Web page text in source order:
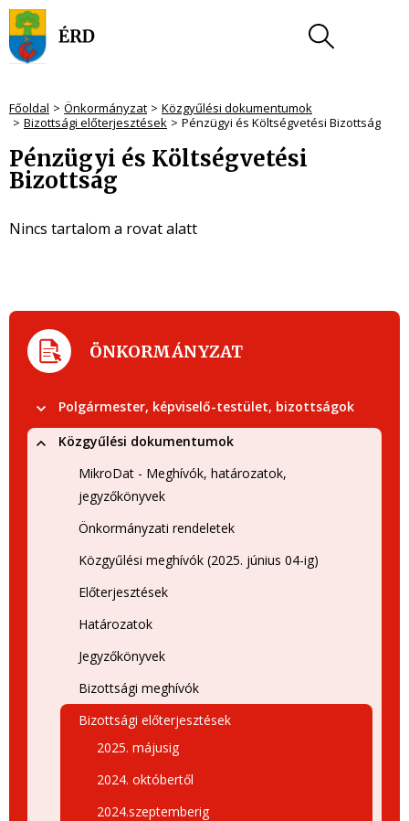
Főoldal Önkormányzat
Közgyűlési dokumentumok
Bizottsági előterjesztések
Pénzügyi és Költségvetési Bizottság
Pénzügyi és Költségvetési
Bizottság
Nincs tartalom a rovat alatt
ÖNKORMÁNYZAT
Polgármester, képviselő-testület, bizottságok
Közgyűlési dokumentumok
MikroDat - Meghívók, határozatok,
jegyzőkönyvek
Önkormányzati rendeletek
Közgyűlési meghívók (2025. június 04-ig)
Előterjesztések
Határozatok
Jegyzőkönyvek
Bizottsági meghívók
Bizottsági előterjesztések
2025. májusig
2024. októbertől
2024.szeptemberig